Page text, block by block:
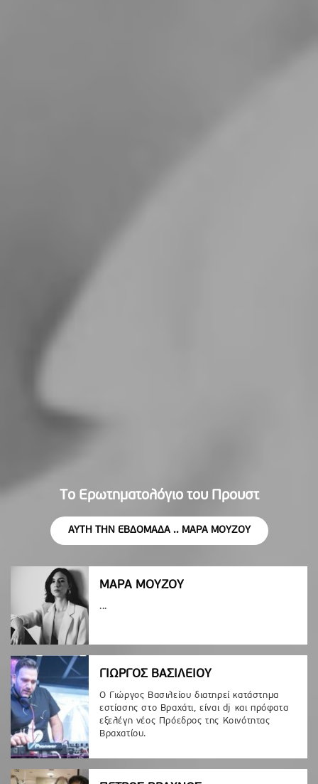
Το Ερωτηματολόγιο του Προυστ
ΑΥΤΗ ΤΗΝ ΕΒΔΟΜΑΔΑ .. ΜΑΡΑ ΜΟΥΖΟΥ
ΜΑΡΑ ΜΟΥΖΟΥ
...
ΓΙΩΡΓΟΣ ΒΑΣΙΛΕΙΟΥ
Ο Γιώργος Βασιλείου διατηρεί κατάστημα
εστίασης στο Βραχάτι, είναι dj και πρόφατα
εξελέγη νέος Πρόεδρος της Κοινότητας
Βραχατίου.